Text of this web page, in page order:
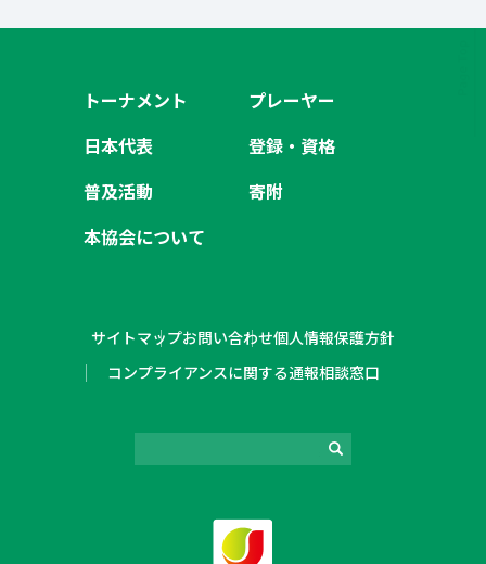
トーナメント
プレーヤー
日本代表
登録・資格
普及活動
寄附
本協会について
サイトマップお問い合わせ個人情報保護方針
コンプライアンスに関する通報相談窓口